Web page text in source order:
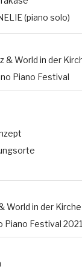
(piano solo)
& World in der
Piano Festival
World in der Kirche
Piano Festival 2021